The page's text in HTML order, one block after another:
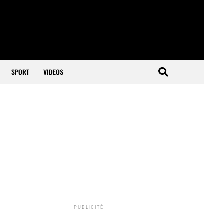
SPORT VIDEOS
PUBLICITÉ